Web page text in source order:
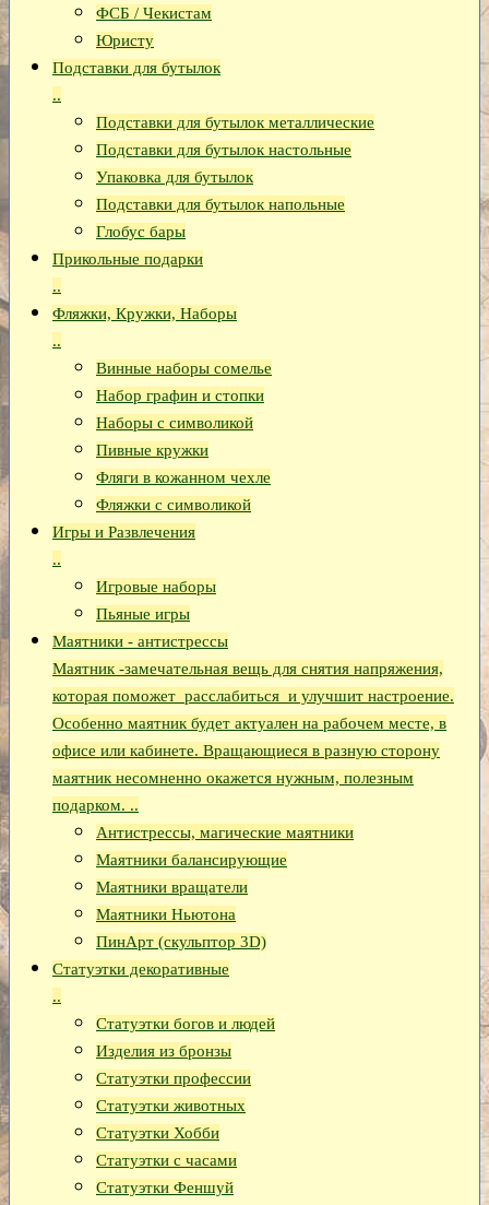
ФСБ / Чекистам
Юристу
Подставки для бутылок
..
Подставки для бутылок металлические
Подставки для бутылок настольные
Упаковка для бутылок
Подставки для бутылок напольные
Глобус бары
Прикольные подарки
..
Фляжки, Кружки, Наборы
..
Винные наборы сомелье
Набор графин и стопки
Наборы с символикой
Пивные кружки
Фляги в кожанном чехле
Фляжки с символикой
Игры и Развлечения
..
Игровые наборы
Пьяные игры
Маятники - антистрессы
Маятник -замечательная вещь для снятия напряжения,
которая поможет расслабиться и улучшит настроение.
Особенно маятник будет актуален на рабочем месте, в
офисе или кабинете. Вращающиеся в разную сторону
маятник несомненно окажется нужным, полезным
подарком. ..
Антистрессы, магические маятники
Маятники балансирующие
Маятники вращатели
Маятники Ньютона
ПинАрт (скульптор 3D)
Статуэтки декоративные
..
Статуэтки богов и людей
Изделия из бронзы
Статуэтки профессии
Статуэтки животных
Статуэтки Хобби
Статуэтки с часами
Статуэтки Феншуй